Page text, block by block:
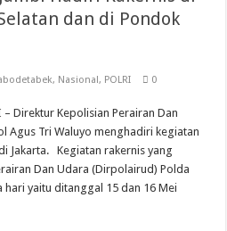
dan di Pondok
, Nasional, POLRI 0
– Direktur Kepolisian Perairan Dan
Agus Tri Waluyo menghadiri kegiatan
Jakarta. Kegiatan rakernis yang
Dan Udara (Dirpolairud) Polda
hari yaitu ditanggal 15 dan 16 Mei